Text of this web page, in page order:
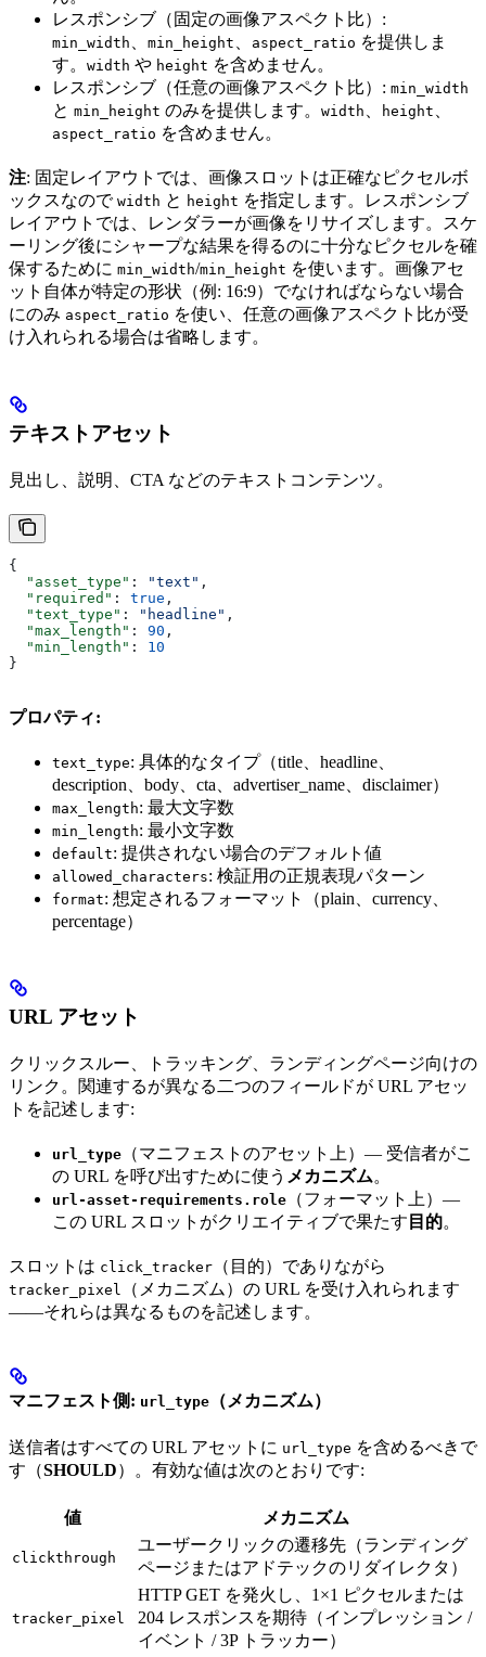
レスポンシブ（固定の画像アスペクト比）:
min_width 、 min_height 、 aspect_ratio を提供しま
す。 width や height を含めません。
レスポンシブ（任意の画像アスペクト比）: min_width
と min_height のみを提供します。 width 、 height 、
aspect_ratio を含めません。
注: 固定レイアウトでは、画像スロットは正確なピクセルボ
ックスなので width と height を指定します。レスポンシブ
レイアウトでは、レンダラーが画像をリサイズします。スケ
ーリング後にシャープな結果を得るのに十分なピクセルを確
保するために min_width/min_height を使います。画像アセ
ット自体が特定の形状（例: 16:9）でなければならない場合
にのみ aspect_ratio を使い、任意の画像アスペクト比が受
け入れられる場合は省略します。
テキストアセット
見出し、説明、CTA などのテキストコンテンツ。
{
  "asset_type"
: "text" ,
  "required"
: true ,
  "text_type"
: "headline" ,
  "max_length"
: 90 ,
  "min_length"
: 10
}
プロパティ:
text_type: 具体的なタイプ（title、headline、
description、body、cta、advertiser_name、disclaimer）
max_length: 最大文字数
min_length: 最小文字数
default: 提供されない場合のデフォルト値
allowed_characters: 検証用の正規表現パターン
format: 想定されるフォーマット（plain、currency、
percentage）
URL アセット
クリックスルー、トラッキング、ランディングページ向けの
リンク。関連するが異なる二つのフィールドが URL アセッ
トを記述します:
url_type （マニフェストのアセット上）— 受信者がこ
の URL を呼び出すために使う メカニズム。
url-asset-requirements.role （フォーマット上）—
この URL スロットがクリエイティブで果たす 目的。
スロットは click_tracker （目的）でありながら
tracker_pixel
（メカニズム）の URL を受け入れられます
——それらは異なるものを記述します。
マニフェスト側: url_type （メカニズム）
送信者はすべての URL アセットに url_type を含めるべきで
す（SHOULD）。有効な値は次のとおりです:
値 メカニズム
clickthrough
ユーザークリックの遷移先（ランディング
ページまたはアドテックのリダイレクタ）
tracker_pixel
HTTP GET を発火し、1×1 ピクセルまたは
204 レスポンスを期待（インプレッション /
イベント / 3P トラッカー）